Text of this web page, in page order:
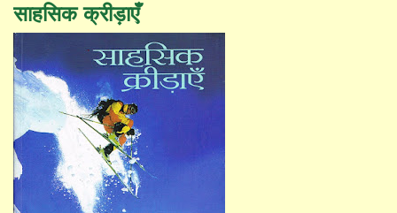
साहसिक क्रीड़ाएँ